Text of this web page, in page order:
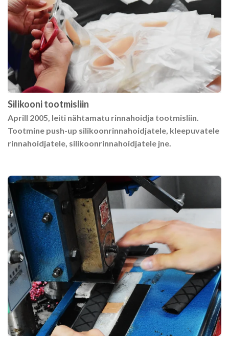
Silikooni tootmisliin
Aprill 2005, leiti nähtamatu rinnahoidja tootmisliin.
Tootmine push-up silikoonrinnahoidjatele, kleepuvatele
rinnahoidjatele, silikoonrinnahoidjatele jne.